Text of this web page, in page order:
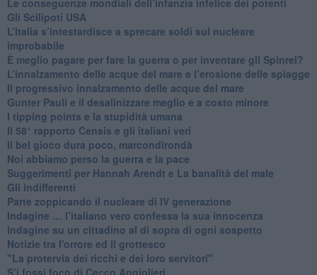
​Gli Scilipoti USA
L’Italia s’intestardisce a sprecare soldi sul nucleare
improbabile
È meglio pagare per fare la guerra o per inventare gli Spinrel?
​L’innalzamento delle acque del mare e l’erosione delle spiagge
​Il progressivo innalzamento delle acque del mare
​Gunter Pauli e il desalinizzare meglio e a costo minore
I tipping points e la stupidità umana
​Il 58° rapporto Censis e gli italiani veri
​Il bel gioco dura poco, marcondirondà
Noi abbiamo perso la guerra e la pace
Suggerimenti per Hannah Arendt e La banalità del male
​Gli indifferenti
Parte zoppicando il nucleare di IV generazione
​Indagine … l’italiano vero confessa la sua innocenza
Indagine su un cittadino al di sopra di ogni sospetto
Notizie tra l'orrore ed il grottesco
"La protervia dei ricchi e dei loro servitori"
S’i fossi foco di Cecco Angiolieri